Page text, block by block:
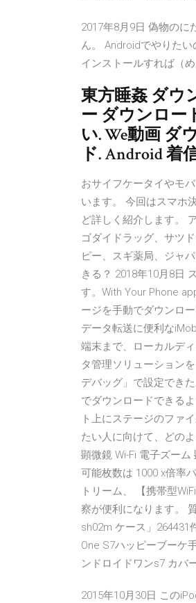
2017年8月9日 偽物の
ん。 Androidでやりた
インストールすれば（
東方睡姦 ダウ
ー ダウンロー
い. We動画 ダ
ド. Android 着
おサイフケータイやモ
います。 今回はスマホ
ど詳しく紹介します。
ゴダイドラッグ、サツ
ピー、スギ薬局、ジャ
きる？ 2018年10月8日
す。With Your Phone
ージを手動でダウンロ
データ転送に便利な
端末まで、ローカルデ
タ管理ソリューション
デバッグ」で設定でき
でダウンロードできる
ト上にステージのファ
たい人に向けて、どの
顕微鏡 Wi-Fi 電子ズー
可能枚数は 1000 x倍率
トリーム、 【携帯型
察が便利になります。
sh02m ケース」264431
One S7ハッピーブーケ
ンドロイドワンs7 カバ
2015年10月30日 この